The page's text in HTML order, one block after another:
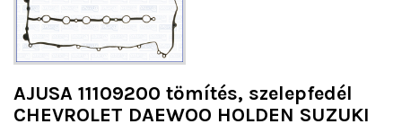
AJUSA 11109200 tömítés, szelepfedél
CHEVROLET DAEWOO HOLDEN SUZUKI